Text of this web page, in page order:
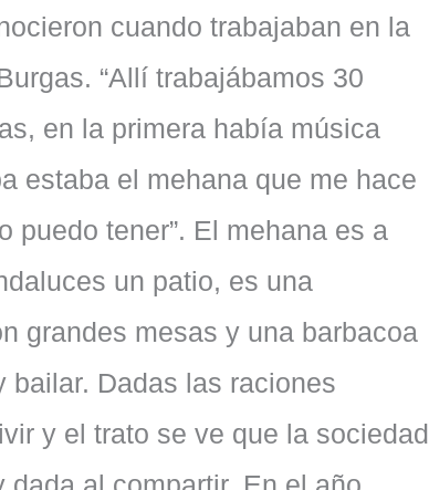
cuando trabajaban en la
“Allí trabajábamos 30
en la primera había música
estaba el mehana que me hace
puedo tener”. El mehana es a
un patio, es una
grandes mesas y una barbacoa
bailar. Dadas las raciones
y el trato se ve que la sociedad